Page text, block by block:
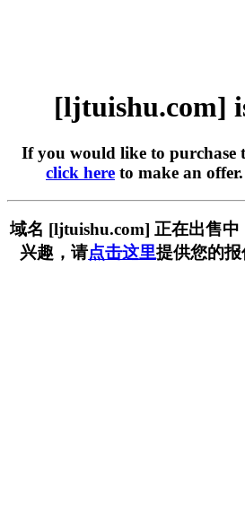
[ljtuishu.com]
If you would like to purchase
click here to make an
域名 [ljtuishu.com] 正在出售
兴趣，请点击这里提供您的